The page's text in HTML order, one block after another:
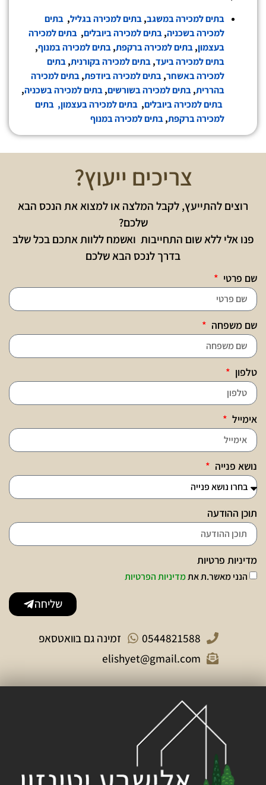
בתים למכירה במשגב,בתים למכירה בגליל, בתים
למכירה בשכניה,בתים למכירה ביובלים, בתים למכירה
בעצמון,בתים למכירה ברקפת,בתים למכירה במנוף,
בתים למכירה ביעד,בתים למכירה בקורנית,בתים
למכירה באשחר,בתים למכירה ביודפת,בתים למכירה
בהררית,בתים למכירה בשורשים,בתים למכירה בשכניה,
בתים למכירה ביובלים, בתים למכירה בעצמון, בתים
למכירה ברקפת,בתים למכירה במנוף
צריכים ייעוץ?
רוצים להתייעץ, לקבל המלצה או למצוא את הנכס הבא
שלכם?
פנו אלי ללא שום התחייבות ואשמח ללוות אתכם בכל שלב
בדרך לנכס הבא שלכם
שם פרטי
שם משפחה
טלפון
אימייל
נושא פנייה
תוכן ההודעה
מדיניות פרטיות
הנני מאשר.ת אתמדיניות הפרטיות
שליחה
0544821588
זמינה גם בוואטסאפ
elishyet@gmail.com